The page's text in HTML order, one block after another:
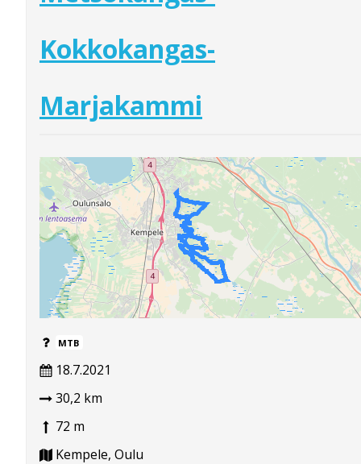
Kokkokangas-
Marjakammi
MTB
18.7.2021
30,2 km
72 m
Kempele, Oulu